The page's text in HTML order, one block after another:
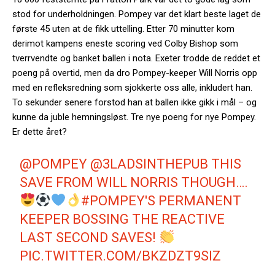
stod for underholdningen. Pompey var det klart beste laget de
første 45 uten at de fikk uttelling. Etter 70 minutter kom
derimot kampens eneste scoring ved Colby Bishop som
tverrvendte og banket ballen i nota. Exeter trodde de reddet et
poeng på overtid, men da dro Pompey-keeper Will Norris opp
med en refleksredning som sjokkerte oss alle, inkludert han.
To sekunder senere forstod han at ballen ikke gikk i mål – og
kunne da juble hemningsløst. Tre nye poeng for nye Pompey.
Er dette året?
@POMPEY @3LADSINTHEPUB THIS
SAVE FROM WILL NORRIS THOUGH….
#POMPEY'S PERMANENT
KEEPER BOSSING THE REACTIVE
LAST SECOND SAVES!
PIC.TWITTER.COM/BKZDZT9SIZ